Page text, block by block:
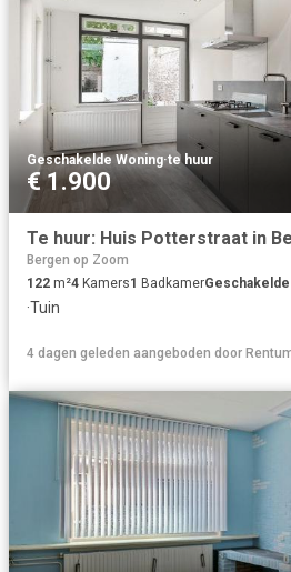
Geschakelde Woning·te huur
€ 1.900
Te huur: Huis Potterstraat in
Bergen op Zoom
122 m²4 Kamers1 Badkamer
·Tuin
4 dagen geleden aangeboden door